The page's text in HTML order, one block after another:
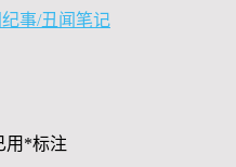
纪事/丑闻笔记
用 *标注